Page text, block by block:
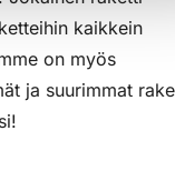
kaikkein
on myös
ja suurimmat